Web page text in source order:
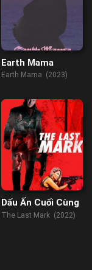
Earth Mama
Earth Mama (2023)
Dấu Ấn Cuối Cùng
The Last Mark (2022)